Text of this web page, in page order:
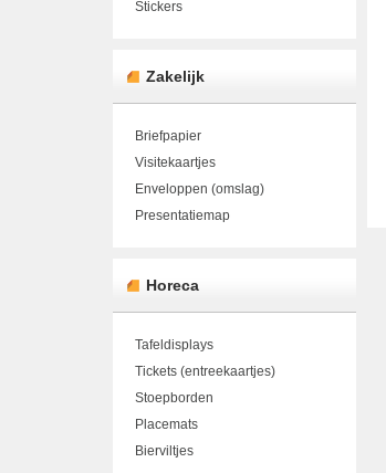
Stickers
Zakelijk
Briefpapier
Visitekaartjes
Enveloppen (omslag)
Presentatiemap
Horeca
Tafeldisplays
Tickets (entreekaartjes)
Stoepborden
Placemats
Bierviltjes